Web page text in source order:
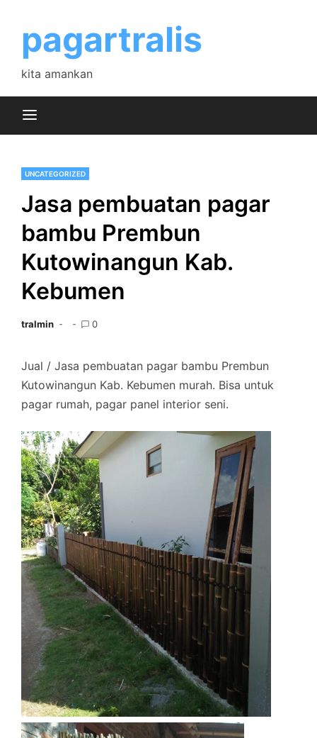
contentpagartralis
kita amankan
UNCATEGORIZED
Jasa pembuatan pagar
bambu Prembun
Kutowinangun Kab.
Kebumen
tralmin 0
Jual / Jasa pembuatan pagar bambu Prembun
Kutowinangun Kab. Kebumen murah. Bisa untuk
pagar rumah, pagar panel interior seni.